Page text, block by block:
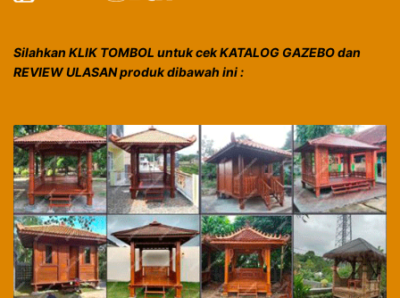
Silahkan KLIK TOMBOL untuk cek KATALOG GAZEBO dan
REVIEW ULASAN produk dibawah ini :